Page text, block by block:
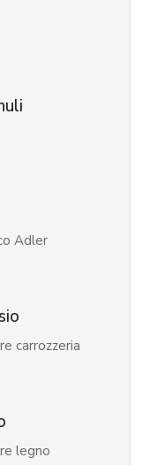
Adler
carrozzeria
legno